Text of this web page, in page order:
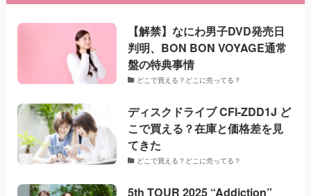
【解禁】なにわ男子DVD発売日
判明、BON BON VOYAGE通常
盤の特典事情
どこで買える？どこに売ってる？
ディスクドライブ CFI-ZDD1J ど
こで買える？在庫と価格差を見
てきた
どこで買える？どこに売ってる？
5th TOUR 2025 “Addiction”